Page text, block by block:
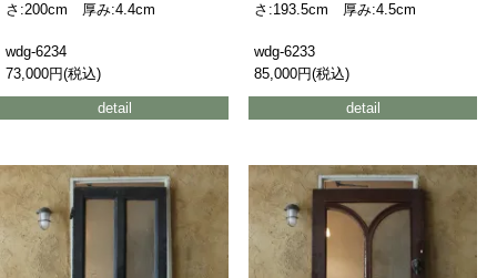
さ:200cm 厚み:4.4cm
wdg-6234
73,000円(税込)
detail
さ:193.5cm 厚み:4.5cm
wdg-6233
85,000円(税込)
detail